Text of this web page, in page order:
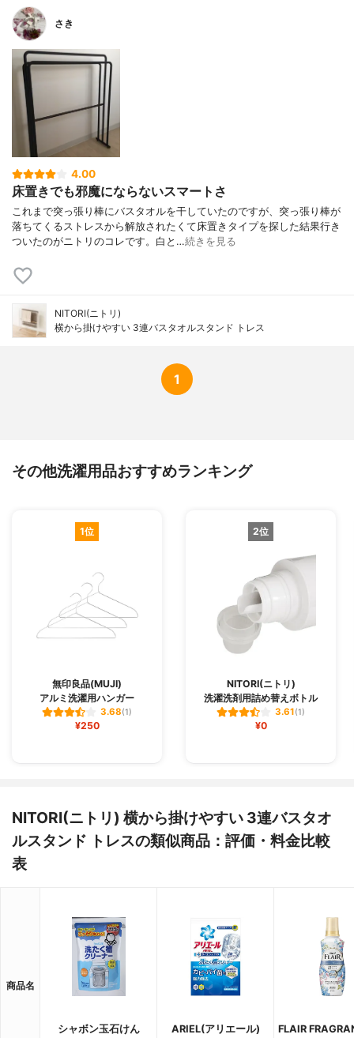
さき
4.00
床置きでも邪魔にならないスマートさ
これまで突っ張り棒にバスタオルを干していたのですが、突っ張り棒が
落ちてくるストレスから解放されたくて床置きタイプを探した結果行き
ついたのがニトリのコレです。白と…続きを見る
NITORI(ニトリ)
横から掛けやすい 3連バスタオルスタンド トレス
1
その他洗濯用品おすすめランキング
1位
無印良品(MUJI)
アルミ洗濯用ハンガー
3.68(1)
¥250
2位
NITORI(ニトリ)
洗濯洗剤用詰め替えボトル
3.61(1)
¥0
NITORI(ニトリ) 横から掛けやすい 3連バスタオ
ルスタンド トレスの類似商品：評価・料金比較
表
商品名
シャボン玉石けん ARIEL(アリエール) FLAIR